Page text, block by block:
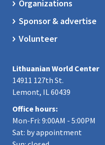
Organizations
Sponsor & advertise
Volunteer
Lithuanian World Center
14911 127th St.
Lemont, IL 60439
Office hours:
Mon-Fri: 9:00AM - 5:00PM
Sat: by appointment